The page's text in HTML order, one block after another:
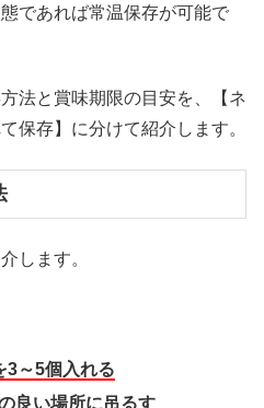
であれば常温保存が可能で
法と賞味期限の目安を、【ネ
保存】に分けて紹介します。
します。
3～5個入れる
良い場所に吊るす